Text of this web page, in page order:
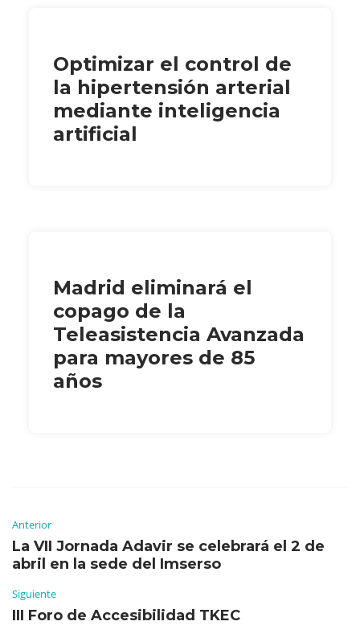
Optimizar el control de
la hipertensión arterial
mediante inteligencia
artificial
Madrid eliminará el
copago de la
Teleasistencia Avanzada
para mayores de 85
años
Anterior
La VII Jornada Adavir se celebrará el 2 de
abril en la sede del Imserso
Siguiente
III Foro de Accesibilidad TKEC